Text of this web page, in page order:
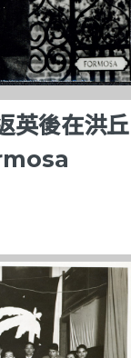
英後在洪丘